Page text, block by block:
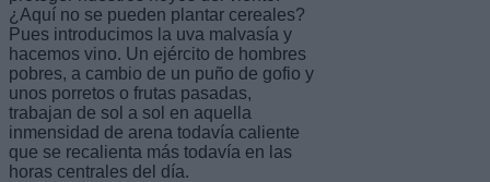
¿Aquí no se pueden plantar cereales?
Pues introducimos la uva malvasía y
hacemos vino. Un ejército de hombres
pobres, a cambio de un puño de gofio y
unos porretos o frutas pasadas,
trabajan de sol a sol en aquella
inmensidad de arena todavía caliente
que se recalienta más todavía en las
horas centrales del día.